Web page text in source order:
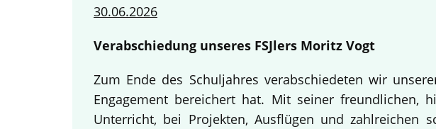
30.06.2026
Verabschiedung unseres FSJlers Moritz Vogt
Zum Ende des Schuljahres verabschiedeten wir
Engagement bereichert hat. Mit seiner freundlichen,
Unterricht, bei Projekten, Ausflügen und zahlreichen